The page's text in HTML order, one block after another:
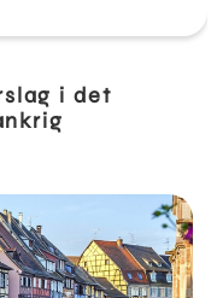
i det